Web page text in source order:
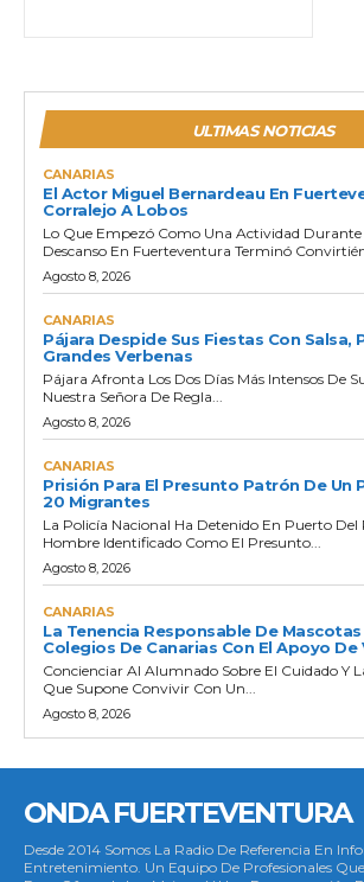
ULTIMAS NOTICIAS
CANARIAS
El Actor Miguel Bernardeau En
Corralejo A Lobos
Lo Que Empezó Como Una Actividad Durante
Descanso En Fuerteventura Terminó
Agosto 8, 2026
CANARIAS
Pájara Despide Sus Fiestas Con Salsa,
Grandes Verbenas
Pájara Afronta Los Dos Días Más Intensos De
Nuestra Señora De Regla...
Agosto 8, 2026
CANARIAS
Prisión Para El Presunto Patrón De Un
20 Migrantes
La Policía Nacional Ha Detenido En Puerto Del
Hombre Identificado Como El Presunto...
Agosto 8, 2026
CANARIAS
La Tenencia Responsable De
Colegios De Canarias Con El Apoyo
Concienciar Al Alumnado Sobre El Cuidado Y
Que Supone Convivir Con Un...
Agosto 8, 2026
ONDA FUERTEVENTURA
Desde 2014 Somos La Radio De Referencia En
Entretenimiento. Un Equipo De Profesionales